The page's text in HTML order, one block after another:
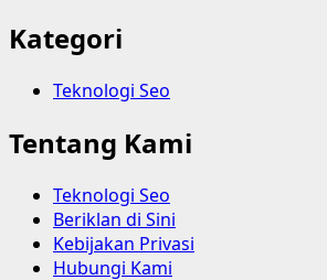
Kategori
Teknologi Seo
Tentang Kami
Teknologi Seo
Beriklan di Sini
Kebijakan Privasi
Hubungi Kami